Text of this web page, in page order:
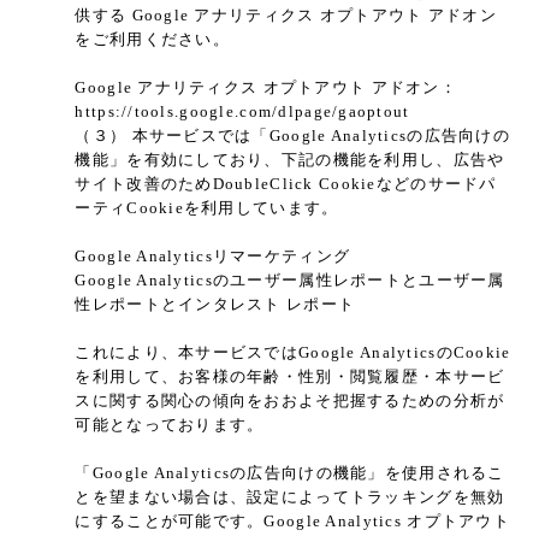
供する Google アナリティクス オプトアウト アドオン
をご利用ください。
Google アナリティクス オプトアウト アドオン：
https://tools.google.com/dlpage/gaoptout
（３） 本サービスでは「Google Analyticsの広告向けの
機能」を有効にしており、下記の機能を利用し、広告や
サイト改善のためDoubleClick Cookieなどのサードパ
ーティCookieを利用しています。
Google Analyticsリマーケティング
Google Analyticsのユーザー属性レポートとユーザー属
性レポートとインタレスト レポート
これにより、本サービスではGoogle AnalyticsのCookie
を利用して、お客様の年齢・性別・閲覧履歴・本サービ
スに関する関心の傾向をおおよそ把握するための分析が
可能となっております。
「Google Analyticsの広告向けの機能」を使用されるこ
とを望まない場合は、設定によってトラッキングを無効
にすることが可能です。Google Analytics オプトアウト